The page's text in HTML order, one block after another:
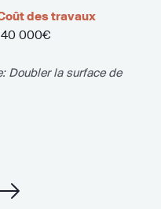
des travaux
000€
Doubler la surface de